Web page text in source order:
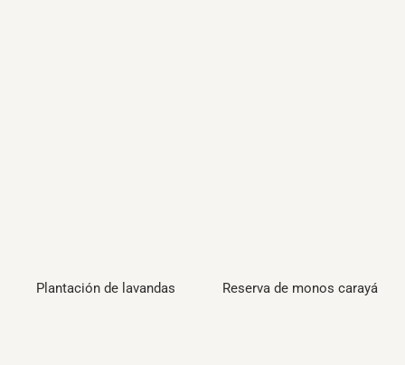
Plantación de lavandas Reserva de monos carayá